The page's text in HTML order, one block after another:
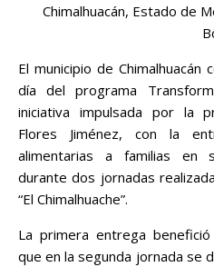
Chimalhuacán, Estado de
El municipio de
día del programa
iniciativa impulsada por la
Flores Jiménez, con la
alimentarias a familias en
durante dos jornadas
“El Chimalhuache”.
La primera entrega
que en la segunda jornada se